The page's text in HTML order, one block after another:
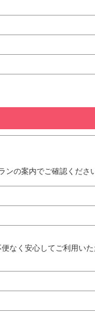
の案内でご確認ください
なく安心してご利用い